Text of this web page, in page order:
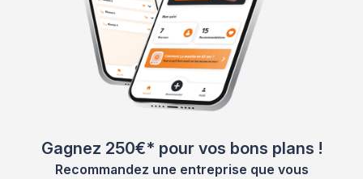
Gagnez 250€* pour vos bons plans !
Recommandez une entreprise que vous